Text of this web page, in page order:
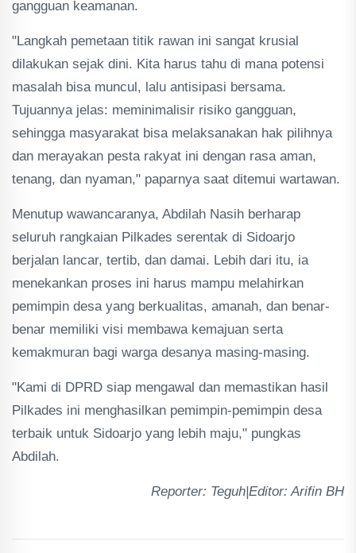
gangguan keamanan.
"Langkah pemetaan titik rawan ini sangat krusial
dilakukan sejak dini. Kita harus tahu di mana potensi
masalah bisa muncul, lalu antisipasi bersama.
Tujuannya jelas: meminimalisir risiko gangguan,
sehingga masyarakat bisa melaksanakan hak pilihnya
dan merayakan pesta rakyat ini dengan rasa aman,
tenang, dan nyaman," paparnya saat ditemui wartawan.
Menutup wawancaranya, Abdilah Nasih berharap
seluruh rangkaian Pilkades serentak di Sidoarjo
berjalan lancar, tertib, dan damai. Lebih dari itu, ia
menekankan proses ini harus mampu melahirkan
pemimpin desa yang berkualitas, amanah, dan benar-
benar memiliki visi membawa kemajuan serta
kemakmuran bagi warga desanya masing-masing.
"Kami di DPRD siap mengawal dan memastikan hasil
Pilkades ini menghasilkan pemimpin-pemimpin desa
terbaik untuk Sidoarjo yang lebih maju," pungkas
Abdilah.
Reporter: Teguh|Editor: Arifin BH